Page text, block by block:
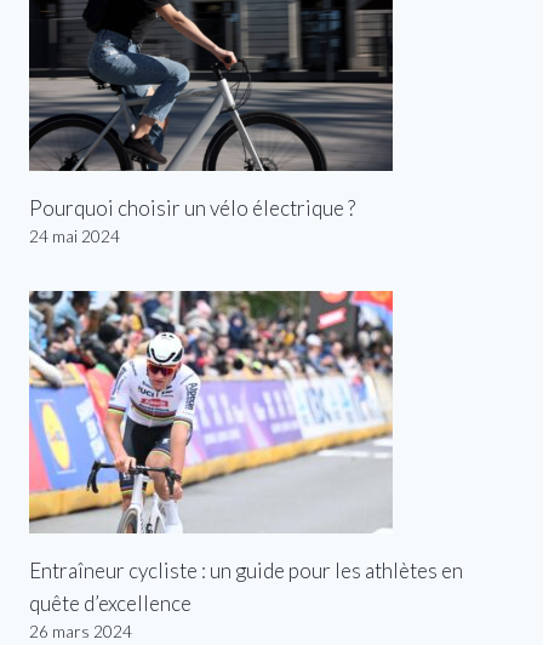
Pourquoi choisir un vélo électrique ?
24 mai 2024
Entraîneur cycliste : un guide pour les athlètes en
quête d’excellence
26 mars 2024